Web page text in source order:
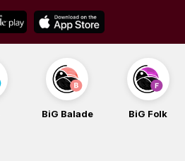
BiG Balade BiG Folk